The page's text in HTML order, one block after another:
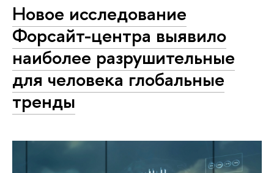
Новое исследование
Форсайт-центра выявило
наиболее разрушительные
для человека глобальные
тренды